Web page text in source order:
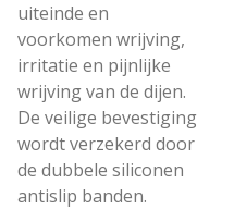
uiteinde en
voorkomen wrijving,
irritatie en pijnlijke
wrijving van de dijen.
De veilige bevestiging
wordt verzekerd door
de dubbele siliconen
antislip banden.